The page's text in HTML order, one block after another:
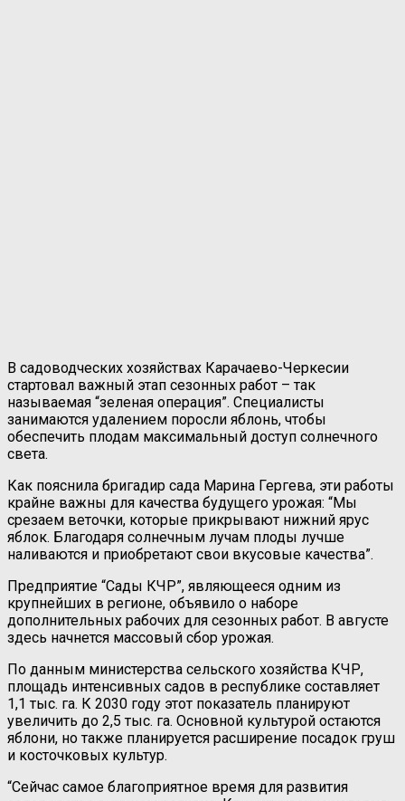
В садоводческих хозяйствах Карачаево-Черкесии
стартовал важный этап сезонных работ – так
называемая “зеленая операция”. Специалисты
занимаются удалением поросли яблонь, чтобы
обеспечить плодам максимальный доступ солнечного
света.
Как пояснила бригадир сада Марина Гергева, эти работы
крайне важны для качества будущего урожая: “Мы
срезаем веточки, которые прикрывают нижний ярус
яблок. Благодаря солнечным лучам плоды лучше
наливаются и приобретают свои вкусовые качества”.
Предприятие “Сады КЧР”, являющееся одним из
крупнейших в регионе, объявило о наборе
дополнительных рабочих для сезонных работ. В августе
здесь начнется массовый сбор урожая.
По данным министерства сельского хозяйства КЧР,
площадь интенсивных садов в республике составляет
1,1 тыс. га. К 2030 году этот показатель планируют
увеличить до 2,5 тыс. га. Основной культурой остаются
яблони, но также планируется расширение посадок груш
и косточковых культур.
“Сейчас самое благоприятное время для развития